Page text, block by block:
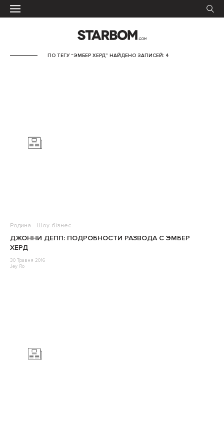
ПО ТЕГУ “ЭМБЕР ХЕРД” НАЙДЕНО ЗАПИСЕЙ: 4
Родина Шоу-бізнес
ДЖОННИ ДЕПП: ПОДРОБНОСТИ РАЗВОДА С ЭМБЕР
ХЕРД
30 Травня 2016
Jey Ro